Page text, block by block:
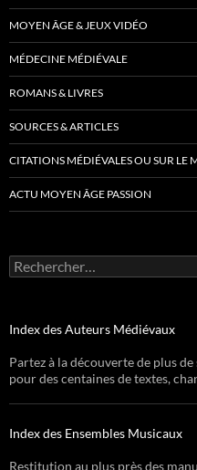
MOYEN ÂGE & JEUX VIDÉO
MÉDECINE MÉDIÉVALE
ROMANS & LIVRES
SOURCES & ARTICLES
CITATIONS MÉDIÉVALES OU SUR LE
ACTU MOYEN ÂGE PASSION
Rechercher :
Index des Auteurs Médiévaux
Partez à la découverte de plus
pour des centaines de textes,
Index des Ensembles Musicaux
Restitution au plus près des